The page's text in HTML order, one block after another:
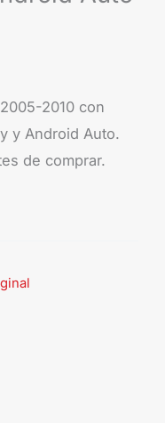
2010 con
y Android Auto.
de comprar.